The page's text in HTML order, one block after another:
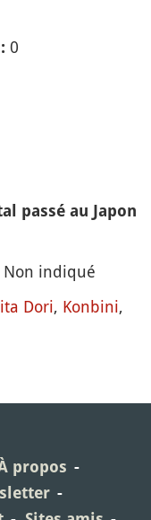
0
passé au Japon
Non indiqué
Dori, Konbini,
propos